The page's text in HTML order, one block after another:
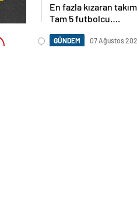
En fazla kızaran
Tam 5 futbolcu….
GÜNDEM 07 Ağustos